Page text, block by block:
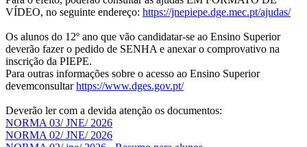
VÍDEO, no seguinte endereço: https://jnepiepe.dge.mec.pt/ajudas/
Os alunos do 12º ano que vão candidatar-se ao Ensino Superior
deverão fazer o pedido de SENHA e anexar o comprovativo na
inscrição da PIEPE.
Para outras informações sobre o acesso ao Ensino Superior
devemconsultarhttps://www.dges.gov.pt/
Deverão ler com a devida atenção os documentos:
NORMA 03/ JNE/ 2026
NORMA 02/ JNE/ 2026